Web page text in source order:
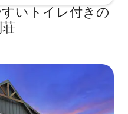
いトイレ付きの